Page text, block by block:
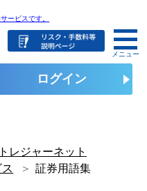
ービスです。
ログイン
メニュー
レジャーネット
証券用語集